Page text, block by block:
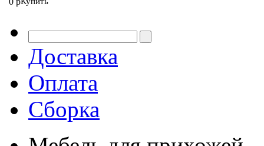
Доставка
Оплата
Сборка